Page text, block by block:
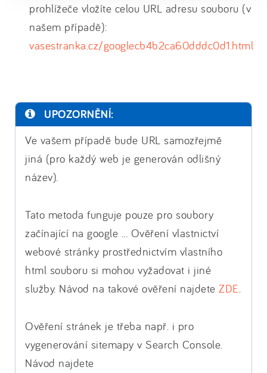
prohlížeče vložíte celou URL adresu souboru (v
našem případě):
vasestranka.cz/googlecb4b2ca60dddc0d1.html
UPOZORNĚNÍ:
Ve vašem případě bude URL samozřejmě
jiná (pro každý web je generován odlišný
název).
Tato metoda funguje pouze pro soubory
začínající na google ... Ověření vlastnictví
webové stránky prostřednictvím vlastního
html souboru si mohou vyžadovat i jiné
služby. Návod na takové ověření najdete ZDE
Ověření stránek je třeba např. i pro
vygenerování sitemapy v Search Console.
Návod najdete